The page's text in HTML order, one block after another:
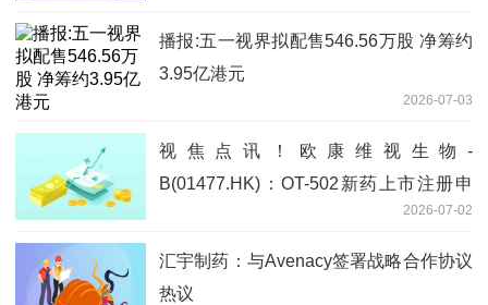
播报:五一视界拟配售546.56万股 净筹约
3.95亿港元
2026-07-03
视焦点讯！欧康维视生物-
B(01477.HK)：OT-502新药上市注册申
2026-07-02
汇宇制药：与Avenacy签署战略合作协议
热议